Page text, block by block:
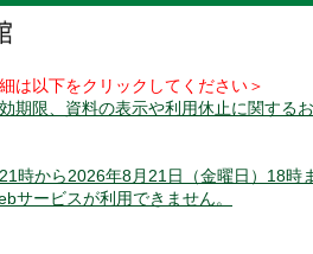
は以下をクリックしてください＞
期限、資料の表示や利用休止に関する
時から2026年8月21日（金曜日）18時
サービスが利用できません。